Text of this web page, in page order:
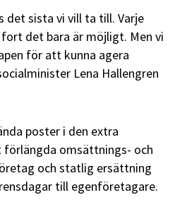
det sista vi vill ta till. Varje
det bara är möjligt. Men vi
för att kunna agera
Lena Hallengren
poster i den extra
omsättnings- och
och statlig ersättning
till egenföretagare.